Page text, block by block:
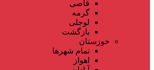
قاضی
گرمه
لوجلی
بازگشت
خوزستان
تمام شهر‌ها
اهواز